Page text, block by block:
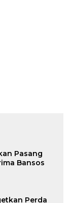
Pasang
Bansos
Perda